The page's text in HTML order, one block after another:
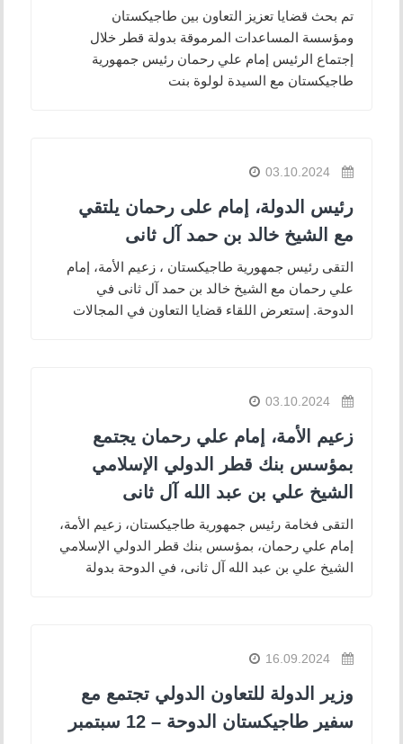
تم بحث قضايا تعزيز التعاون بين طاجيكستان
ومؤسسة المساعدات المرموقة بدولة قطر خلال
إجتماع الرئيس إمام علي رحمان رئيس جمهورية
طاجيكستان مع السيدة لولوة بنت
03.10.2024
رئيس الدولة، إمام على رحمان يلتقي
مع الشيخ خالد بن حمد آل ثانى
التقى رئيس جمهورية طاجيكستان ، زعيم الأمة، إمام
علي رحمان مع الشيخ خالد بن حمد آل ثانى في
الدوحة. إستعرض اللقاء قضايا التعاون في المجالات
03.10.2024
زعيم الأمة، إمام علي رحمان يجتمع
بمؤسس بنك قطر الدولي الإسلامي
الشيخ علي بن عبد الله آل ثانى
التقى فخامة رئيس جمهورية طاجيكستان، زعيم الأمة،
إمام علي رحمان، بمؤسس بنك قطر الدولي الإسلامي
الشيخ علي بن عبد الله آل ثانى، في الدوحة بدولة
16.09.2024
وزير الدولة للتعاون الدولي تجتمع مع
سفير طاجيكستان الدوحة – 12 سبتمبر